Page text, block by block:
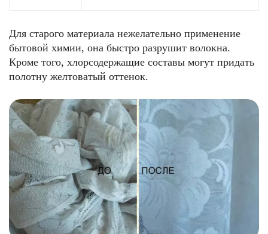
Для старого материала нежелательно применение
бытовой химии, она быстро разрушит волокна.
Кроме того, хлорсодержащие составы могут придать
полотну желтоватый оттенок.